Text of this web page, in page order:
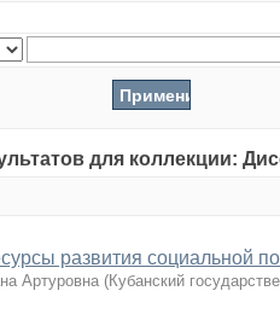
для коллекции:
развития социальной
Артуровна (Кубанский